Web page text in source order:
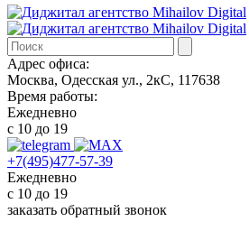
Адрес офиса:
Москва, Одесская ул., 2кС, 117638
Время работы:
Ежедневно
с 10 до 19
+7(495)477-57-39
Ежедневно
с 10 до 19
заказать обратный звонок